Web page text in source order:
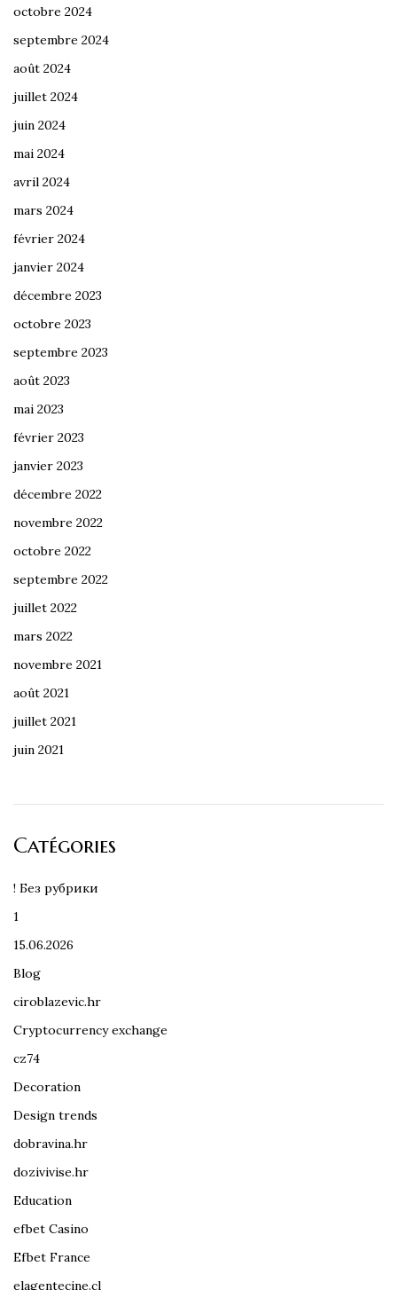
octobre 2024
septembre 2024
août 2024
juillet 2024
juin 2024
mai 2024
avril 2024
mars 2024
février 2024
janvier 2024
décembre 2023
octobre 2023
septembre 2023
août 2023
mai 2023
février 2023
janvier 2023
décembre 2022
novembre 2022
octobre 2022
septembre 2022
juillet 2022
mars 2022
novembre 2021
août 2021
juillet 2021
juin 2021
Catégories
! Без рубрики
1
15.06.2026
Blog
ciroblazevic.hr
Cryptocurrency exchange
cz74
Decoration
Design trends
dobravina.hr
dozivivise.hr
Education
efbet Casino
Efbet France
elagentecine.cl